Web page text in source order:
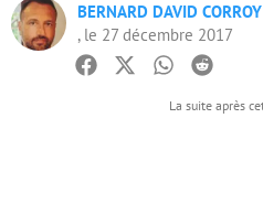
BERNARD DAVID CORROY
, le 27 décembre 2017
Facebook
TwitterWhatsapp
Reddit